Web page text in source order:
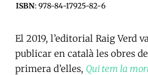
ISBN: 978-84-17925-82-6
El 2019, l’editorial Raig Verd
publicar en català les obres de
primera d’elles, Qui tem la